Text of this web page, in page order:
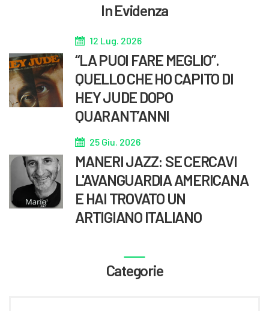
In Evidenza
12 Lug. 2026
“LA PUOI FARE MEGLIO”.
QUELLO CHE HO CAPITO DI
HEY JUDE DOPO
QUARANT’ANNI
25 Giu. 2026
MANERI JAZZ: SE CERCAVI
L'AVANGUARDIA AMERICANA
E HAI TROVATO UN
ARTIGIANO ITALIANO
Categorie